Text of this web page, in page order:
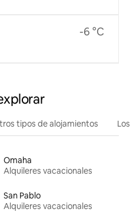
-6 °C
tipos de alojamientos
Omaha
Alquileres vacacionales
San Pablo
Alquileres vacacionales